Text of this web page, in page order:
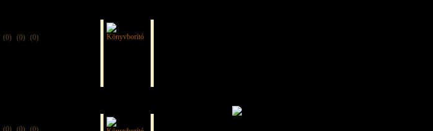
(0) (0) (0)
(0) (0) (0)